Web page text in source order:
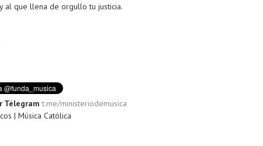
al que llena de orgullo tu justicia.
Télegram t.me/ministeriodemusica
| Música Católica